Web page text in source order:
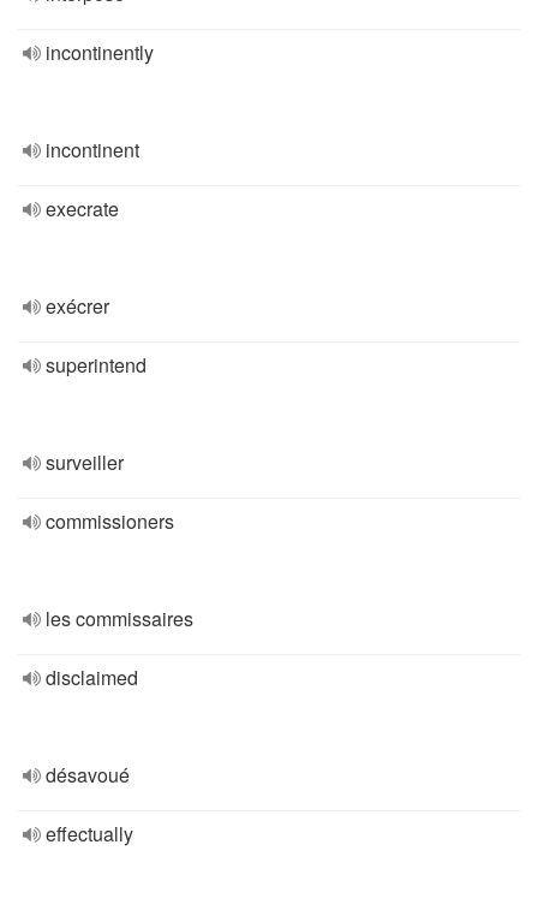
incontinently
incontinent
execrate
exécrer
superintend
surveiller
commissioners
les commissaires
disclaimed
désavoué
effectually